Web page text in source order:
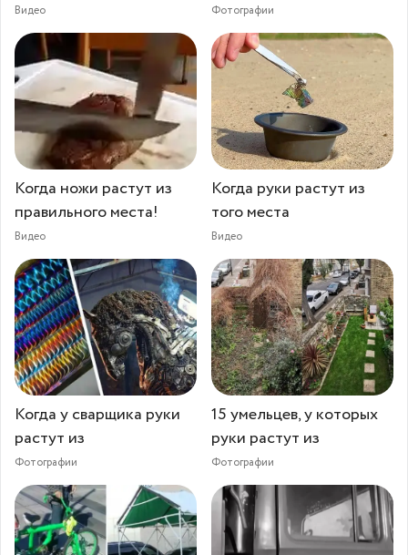
Видео Фотографии
Когда ножи растут из
правильного места!
Видео
Когда руки растут из
того места
Видео
Когда у сварщика руки
растут из
Фотографии
15 умельцев, у которых
руки растут из
Фотографии